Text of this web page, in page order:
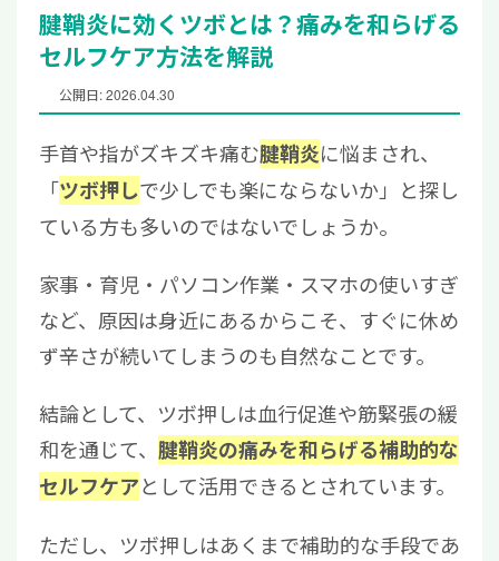
腱鞘炎に効くツボとは？痛みを和らげる
セルフケア方法を解説
公開日: 2026.04.30
手首や指がズキズキ痛む腱鞘炎に悩まされ、
「ツボ押しで少しでも楽にならないか」と探し
ている方も多いのではないでしょうか。
家事・育児・パソコン作業・スマホの使いすぎ
など、原因は身近にあるからこそ、すぐに休め
ず辛さが続いてしまうのも自然なことです。
結論として、ツボ押しは血行促進や筋緊張の緩
和を通じて、 腱鞘炎の痛みを和らげる補助的な
セルフケアとして活用できるとされています。
ただし、ツボ押しはあくまで補助的な手段であ